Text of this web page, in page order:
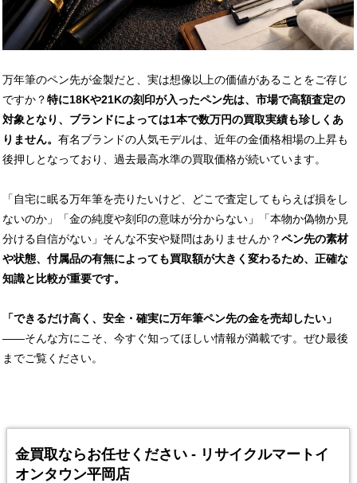
万年筆のペン先が金製だと、実は想像以上の価値があることをご存じ
ですか？特に18Kや21Kの刻印が入ったペン先は、市場で高額査定の
対象となり、ブランドによっては1本で数万円の買取実績も珍しくあ
りません。 有名ブランドの人気モデルは、近年の金価格相場の上昇も
後押しとなっており、過去最高水準の買取価格が続いています。
「自宅に眠る万年筆を売りたいけど、どこで査定してもらえば損をし
ないのか」「金の純度や刻印の意味が分からない」「本物か偽物か見
分ける自信がない」そんな不安や疑問はありませんか？ペン先の素材
や状態、付属品の有無によっても買取額が大きく変わるため、正確な
知識と比較が重要です。
「できるだけ高く、安全・確実に万年筆ペン先の金を売却したい」
――そんな方にこそ、今すぐ知ってほしい情報が満載です。ぜひ最後
までご覧ください。
金買取ならお任せください - リサイクルマートイ
オンタウン平岡店